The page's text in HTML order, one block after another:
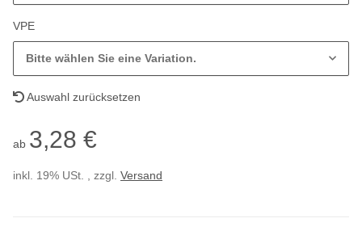
VPE
Bitte wählen Sie eine Variation.
Auswahl zurücksetzen
ab 3,28 €
inkl. 19% USt. , zzgl. Versand